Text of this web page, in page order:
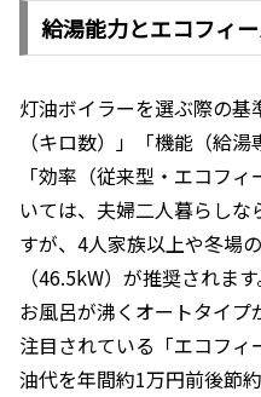
給湯能力とエコフィ
灯油ボイラーを選ぶ際の
（キロ数）」「機能（給
「効率（従来型・エコフ
いては、夫婦二人暮らし
すが、4人家族以上や冬場
（46.5kW）が推奨されま
お風呂が沸くオートタイ
注目されている「エコフ
油代を年間約1万円前後節